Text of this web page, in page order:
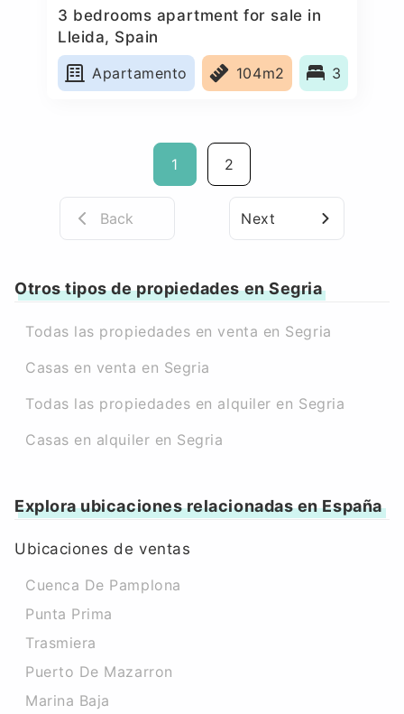
3 bedrooms apartment for sale in
Lleida, Spain
Apartamento
104m2 3
1 2
Back Next
Otros tipos de propiedades en Segria
Todas las propiedades en venta en Segria
Casas en venta en Segria
Todas las propiedades en alquiler en Segria
Casas en alquiler en Segria
Explora ubicaciones relacionadas en España
Ubicaciones de ventas
Cuenca De Pamplona
Punta Prima
Trasmiera
Puerto De Mazarron
Marina Baja